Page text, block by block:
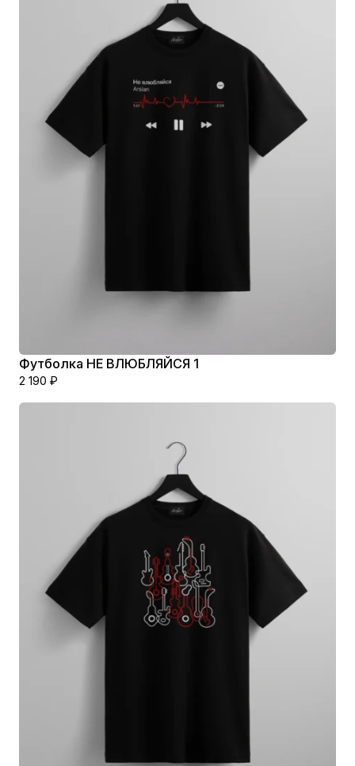
Футболка НЕ ВЛЮБЛЯЙСЯ 1
2 190 ₽